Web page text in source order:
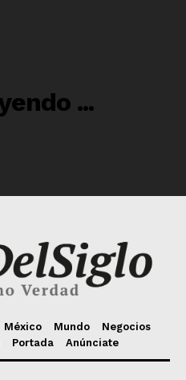
México Mundo
Negocios
Portada Anúnciate